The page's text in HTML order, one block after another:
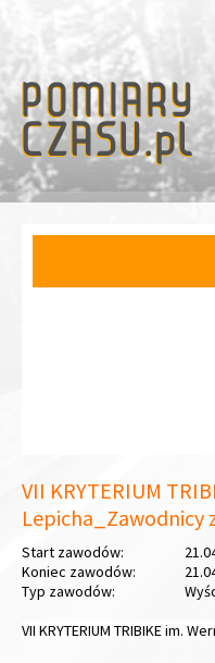
VII KRYTERIUM
Lepicha_Zawodnicy
Start zawodów:
Koniec zawodów:
Typ zawodów:
VII KRYTERIUM TRIBIKE im.